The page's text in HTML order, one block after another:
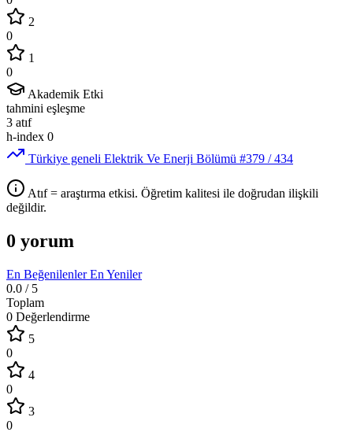
2
0
1
0
Akademik Etki
tahmini eşleşme
3 atıf
h-index 0
Türkiye geneli Elektrik Ve Enerji Bölümü #379 / 434
Atıf = araştırma etkisi. Öğretim kalitesi ile doğrudan ilişkili
değildir.
0 yorum
En BeğenilenlerEn Yeniler
0.0 / 5
Toplam
0 Değerlendirme
5
0
4
0
3
0